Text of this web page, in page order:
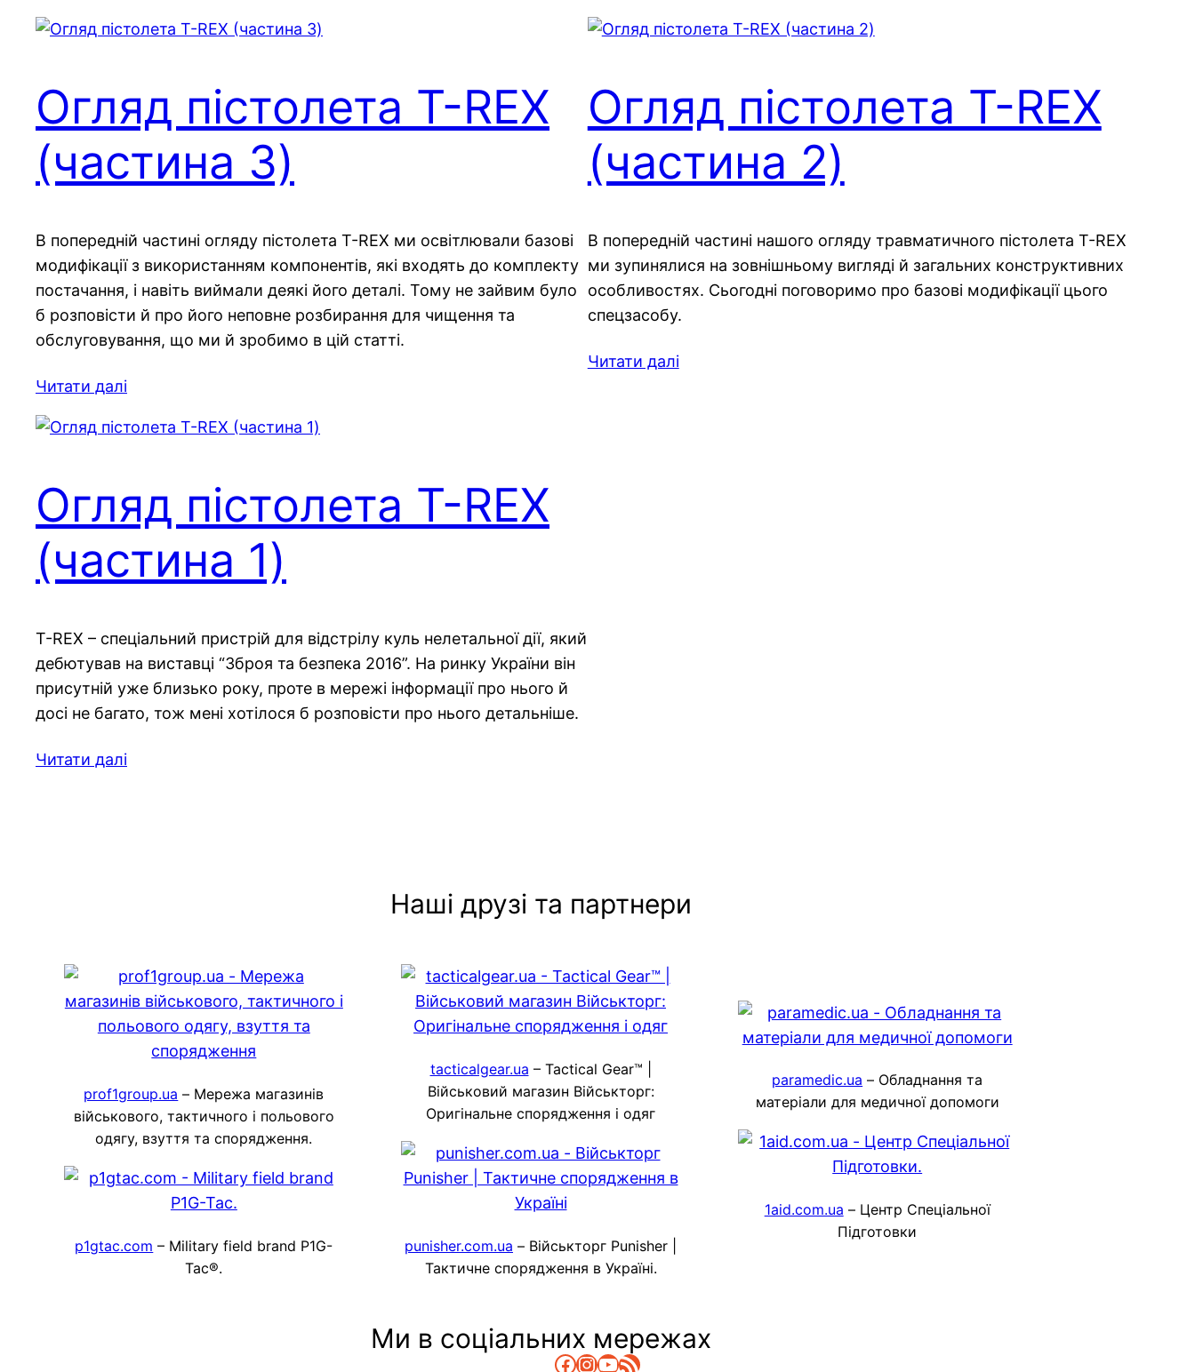
Огляд пістолета T-REX
(частина 3)
В попередній частині огляду пістолета T-REX ми освітлювали базові
модифікації з використанням компонентів, які входять до комплекту
постачання, і навіть виймали деякі його деталі. Тому не зайвим було
б розповісти й про його неповне розбирання для чищення та
обслуговування, що ми й зробимо в цій статті.
Читати далі
Огляд пістолета T-REX
(частина 2)
В попередній частині нашого огляду травматичного пістолета T-REX
ми зупинялися на зовнішньому вигляді й загальних конструктивних
особливостях. Сьогодні поговоримо про базові модифікації цього
спецзасобу.
Читати далі
Огляд пістолета T-REX
(частина 1)
T-REX – спеціальний пристрій для відстрілу куль нелетальної дії, який
дебютував на виставці “Зброя та безпека 2016”. На ринку України він
присутній уже близько року, проте в мережі інформації про нього й
досі не багато, тож мені хотілося б розповісти про нього детальніше.
Читати далі
Наші друзі та партнери
prof1group.ua – Мережа магазинів
військового, тактичного і польового
одягу, взуття та спорядження.
p1gtac.com – Military field brand P1G-
Tac®.
tacticalgear.ua – Tactical Gear™ |
Військовий магазин Військторг:
Оригінальне спорядження і одяг
punisher.com.ua – Військторг Punisher |
Тактичне спорядження в Україні.
paramedic.ua – Обладнання та
матеріали для медичної допомоги
1aid.com.ua – Центр Спеціальної
Підготовки
Ми в соціальних мережах
Facebook
Instagram
YouTube
RSS Канал